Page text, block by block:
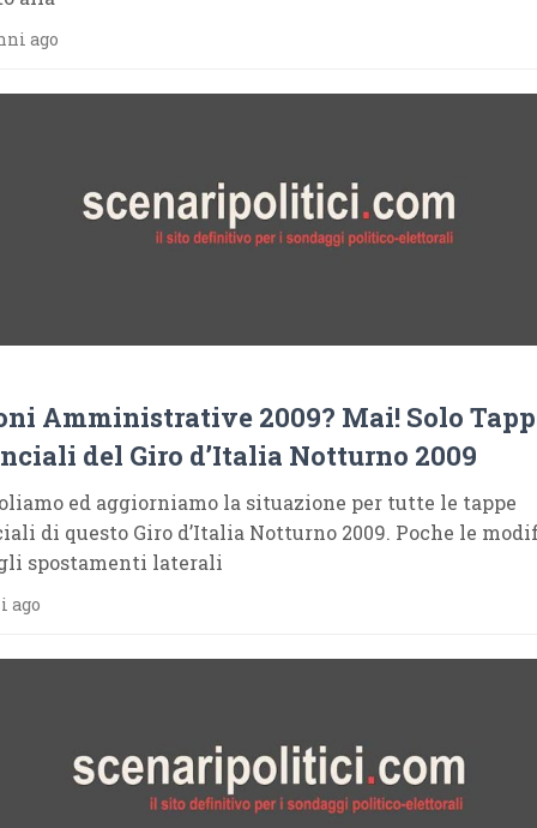
ago
Amministrative 2009? Mai! Solo
del Giro d’Italia Notturno 2009
ed aggiorniamo la situazione per tutte le tappe
di questo Giro d’Italia Notturno 2009. Poche le
spostamenti laterali
ago